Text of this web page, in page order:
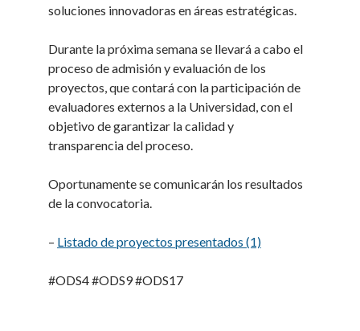
soluciones innovadoras en áreas estratégicas.
Durante la próxima semana se llevará a cabo el
proceso de admisión y evaluación de los
proyectos, que contará con la participación de
evaluadores externos a la Universidad, con el
objetivo de garantizar la calidad y
transparencia del proceso.
Oportunamente se comunicarán los resultados
de la convocatoria.
– Listado de proyectos presentados (1)
#ODS4 #ODS9 #ODS17